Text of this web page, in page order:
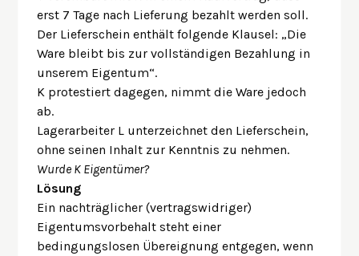
erst 7 Tage nach Lieferung bezahlt werden soll.
Der Lieferschein enthält folgende Klausel: „Die
Ware bleibt bis zur vollständigen Bezahlung in
unserem Eigentum“.
K protestiert dagegen, nimmt die Ware jedoch
ab.
Lagerarbeiter L unterzeichnet den Lieferschein,
ohne seinen Inhalt zur Kenntnis zu nehmen.
Wurde K Eigentümer?
Lösung
Ein nachträglicher (vertragswidriger)
Eigentumsvorbehalt steht einer
bedingungslosen Übereignung entgegen, wenn